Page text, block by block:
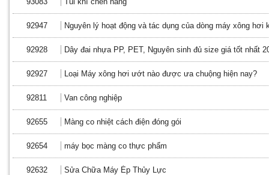
92947 Nguyên lý hoạt động và tác dụng của dòng máy xông hơi
92928 Dây đai nhựa PP, PET, Nguyên sinh đủ size giá tốt nhất
92927 Loại Máy xông hơi ướt nào được ưa chuộng hiện nay?
92811 Van công nghiệp
92655 Màng co nhiệt cách điện đóng gói
92654 máy bọc màng co thực phẩm
92632 Sửa Chữa Máy Ép Thủy Lực